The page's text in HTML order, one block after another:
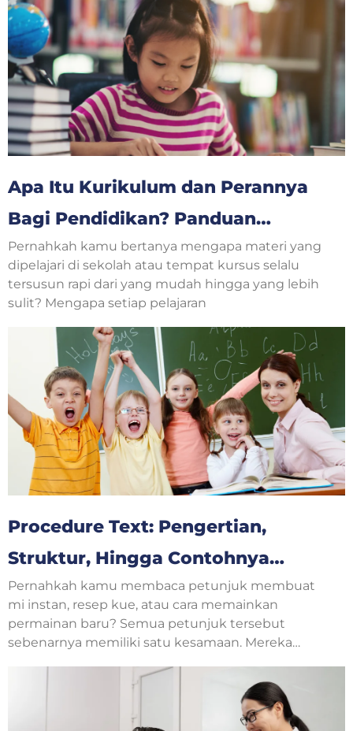
Apa Itu Kurikulum dan Perannya
Bagi Pendidikan? Panduan
Lengkap untuk Orang Tua dan
Anak
Pernahkah kamu bertanya mengapa materi yang
dipelajari di sekolah atau tempat kursus selalu
tersusun rapi dari yang mudah hingga yang lebih
sulit? Mengapa setiap pelajaran
Procedure Text: Pengertian,
Struktur, Hingga Contohnya
Untuk Pemula Bahasa Inggris
Pernahkah kamu membaca petunjuk membuat
mi instan, resep kue, atau cara memainkan
permainan baru? Semua petunjuk tersebut
sebenarnya memiliki satu kesamaan. Mereka
dilakukan secara berurutan. Dalam pelajaran
bahasa Inggris, jenis teks seperti ini disebut